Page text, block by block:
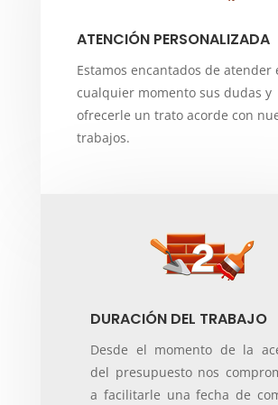
ATENCIÓN PERSONALIZADA
Estamos encantados de atender
cualquier momento sus dudas y
ofrecerle un trato acorde con
trabajos.
DURACIÓN DEL TRABAJO
Desde el momento de la
del presupuesto nos
a facilitarle una fecha de